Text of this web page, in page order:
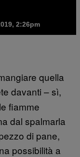
2:26pm
quella
davanti – sì,
fiamme
dal spalmarla
di pane,
possibilità a